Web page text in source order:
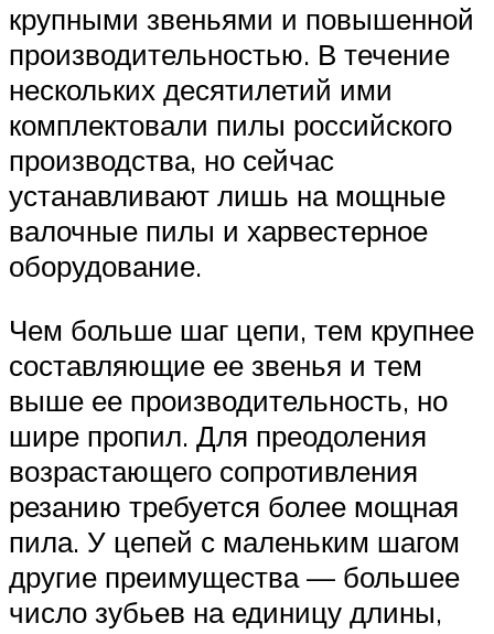
крупными звеньями и повышенной
производительностью. В течение
нескольких десятилетий ими
комплектовали пилы российского
производства, но сейчас
устанавливают лишь на мощные
валочные пилы и харвестерное
оборудование.
Чем больше шаг цепи, тем крупнее
составляющие ее звенья и тем
выше ее производительность, но
шире пропил. Для преодоления
возрастающего сопротивления
резанию требуется более мощная
пила. У цепей с маленьким шагом
другие преимущества — большее
число зубьев на единицу длины,